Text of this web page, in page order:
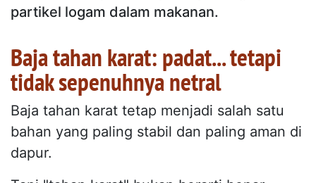
partikel logam dalam makanan.
Baja tahan karat: padat... tetapi
tidak sepenuhnya netral
Baja tahan karat tetap menjadi salah satu
bahan yang paling stabil dan paling aman di
dapur.